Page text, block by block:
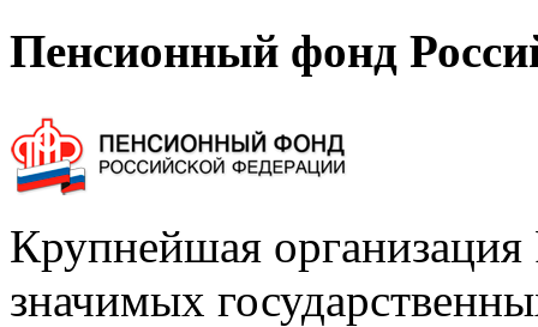
Пенсионный фонд
Крупнейшая
значимых